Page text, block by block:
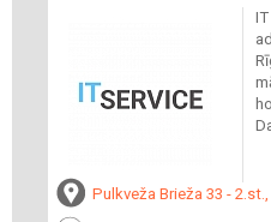
Pulkveža Brieža 33 - 2.st.,